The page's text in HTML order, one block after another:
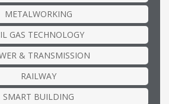
METALWORKING
GAS TECHNOLOGY
& TRANSMISSION
RAILWAY
SMART BUILDING